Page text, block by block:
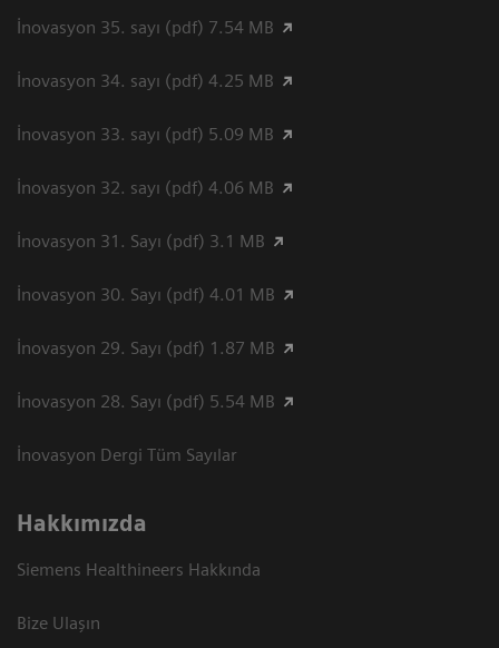
İnovasyon 35. sayı (pdf) 7.54 MB
İnovasyon 34. sayı (pdf) 4.25 MB
İnovasyon 33. sayı (pdf) 5.09 MB
İnovasyon 32. sayı (pdf) 4.06 MB
İnovasyon 31. Sayı (pdf) 3.1 MB
İnovasyon 30. Sayı (pdf) 4.01 MB
İnovasyon 29. Sayı (pdf) 1.87 MB
İnovasyon 28. Sayı (pdf) 5.54 MB
İnovasyon Dergi Tüm Sayılar
Hakkımızda
Siemens Healthineers Hakkında
Bize Ulaşın